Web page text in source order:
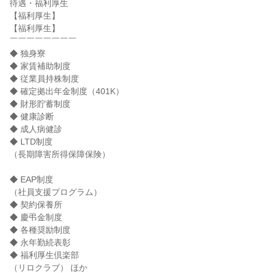
待遇・福利厚生
【福利厚生】
【福利厚生】
￣￣￣￣￣￣￣￣
◆ 独身寮
◆ 家賃補助制度
◆ 従業員持株制度
◆ 確定拠出年金制度（401K）
◆ 財形貯蓄制度
◆ 健康診断
◆ 成人病健診
◆ LTD制度
（長期障害所得保障保険）
◆ EAP制度
（社員支援プログラム）
◆ 契約保養所
◆ 慶弔金制度
◆ 各種奨励制度
◆ 永年勤続表彰
◆ 福利厚生倶楽部
（リロクラブ） ほか